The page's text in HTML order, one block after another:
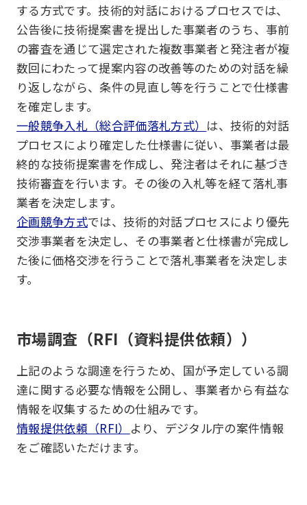
する方式です。技術的対話におけるプロセスでは、
公告後に技術提案書を提出した事業者のうち、事前
の審査を通じて選定された複数事業者と発注者が複
数回にわたって提案内容の改善等のための対話を繰
り返しながら、条件の見直し等を行うことで仕様書
を確定します。
一般競争入札（総合評価落札方式） は、技術的対話
プロセスにより確定した仕様書に従い、事業者は最
終的な技術提案書を作成し、発注者はそれに基づき
技術審査を行います。その後の入札等を経て落札事
業者を決定します。
企画競争方式では、技術的対話プロセスにより優先
交渉事業者を決定し、その事業者と仕様書が完成し
た後に価格交渉を行うことで落札事業者を決定しま
す。
市場調査（RFI（資料提供依頼））
上記のような調達を行うため、国が予定している調
達に関する必要な情報を公開し、事業者から有益な
情報を収集するための仕組みです。
情報提供依頼（RFI） より、デジタル庁の案件情報
をご確認いただけます。